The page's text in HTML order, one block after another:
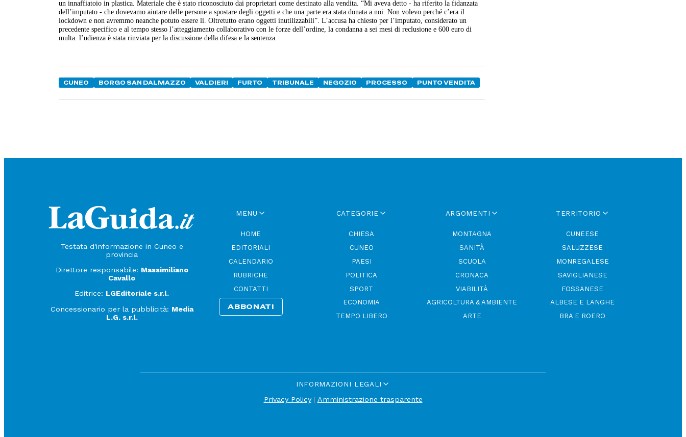
un innaffiatoio in plastica. Materiale che è stato riconosciuto dai proprietari come destinato alla vendita. “Mi aveva detto - ha riferito la fidanzata
dell’imputato - che dovevamo aiutare delle persone a spostare degli oggetti e che una parte era stata donata a noi. Non volevo perché c’era il
lockdown e non avremmo neanche potuto essere lì. Oltretutto erano oggetti inutilizzabili”. L’accusa ha chiesto per l’imputato, considerato un
precedente specifico e al tempo stesso l’atteggiamento collaborativo con le forze dell’ordine, la condanna a sei mesi di reclusione e 600 euro di
multa. l’udienza è stata rinviata per la discussione della difesa e la sentenza.
CUNEO BORGO SAN DALMAZZO VALDIERI FURTO TRIBUNALE NEGOZIO PROCESSO PUNTO VENDITA
Testata d'informazione in Cuneo e
provincia
Direttore responsabile: Massimiliano
Cavallo
Editrice: LGEditoriale s.r.l.
Concessionario per la pubblicità: Media
L.G. s.r.l.
MENU
HOME
EDITORIALI
CALENDARIO
RUBRICHE
CONTATTI
ABBONATI
CATEGORIE
CHIESA
CUNEO
PAESI
POLITICA
SPORT
ECONOMIA
TEMPO LIBERO
ARGOMENTI
MONTAGNA
SANITÀ
SCUOLA
CRONACA
VIABILITÀ
AGRICOLTURA & AMBIENTE
ARTE
TERRITORIO
CUNEESE
SALUZZESE
MONREGALESE
SAVIGLIANESE
FOSSANESE
ALBESE E LANGHE
BRA E ROERO
INFORMAZIONI LEGALI
Privacy Policy| Amministrazione trasparente